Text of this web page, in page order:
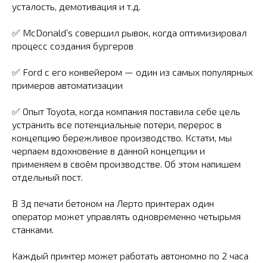
усталость, демотивация и т.д.
✅ McDonald’s совершил рывок, когда оптимизировал
процесс создания бургеров
✅ Ford с его конвейером — один из самых популярных
примеров автоматизации
✅ Опыт Toyota, когда компания поставила себе цель
устранить все потенциальные потери, перерос в
концепцию бережливое производство. Кстати, мы
черпаем вдохновение в данной концепции и
применяем в своём производстве. Об этом напишем
отдельный пост.
В 3д печати бетоном на Лерто принтерах один
оператор может управлять одновременно четырьмя
станками.
Каждый принтер может работать автономно по 2 часа